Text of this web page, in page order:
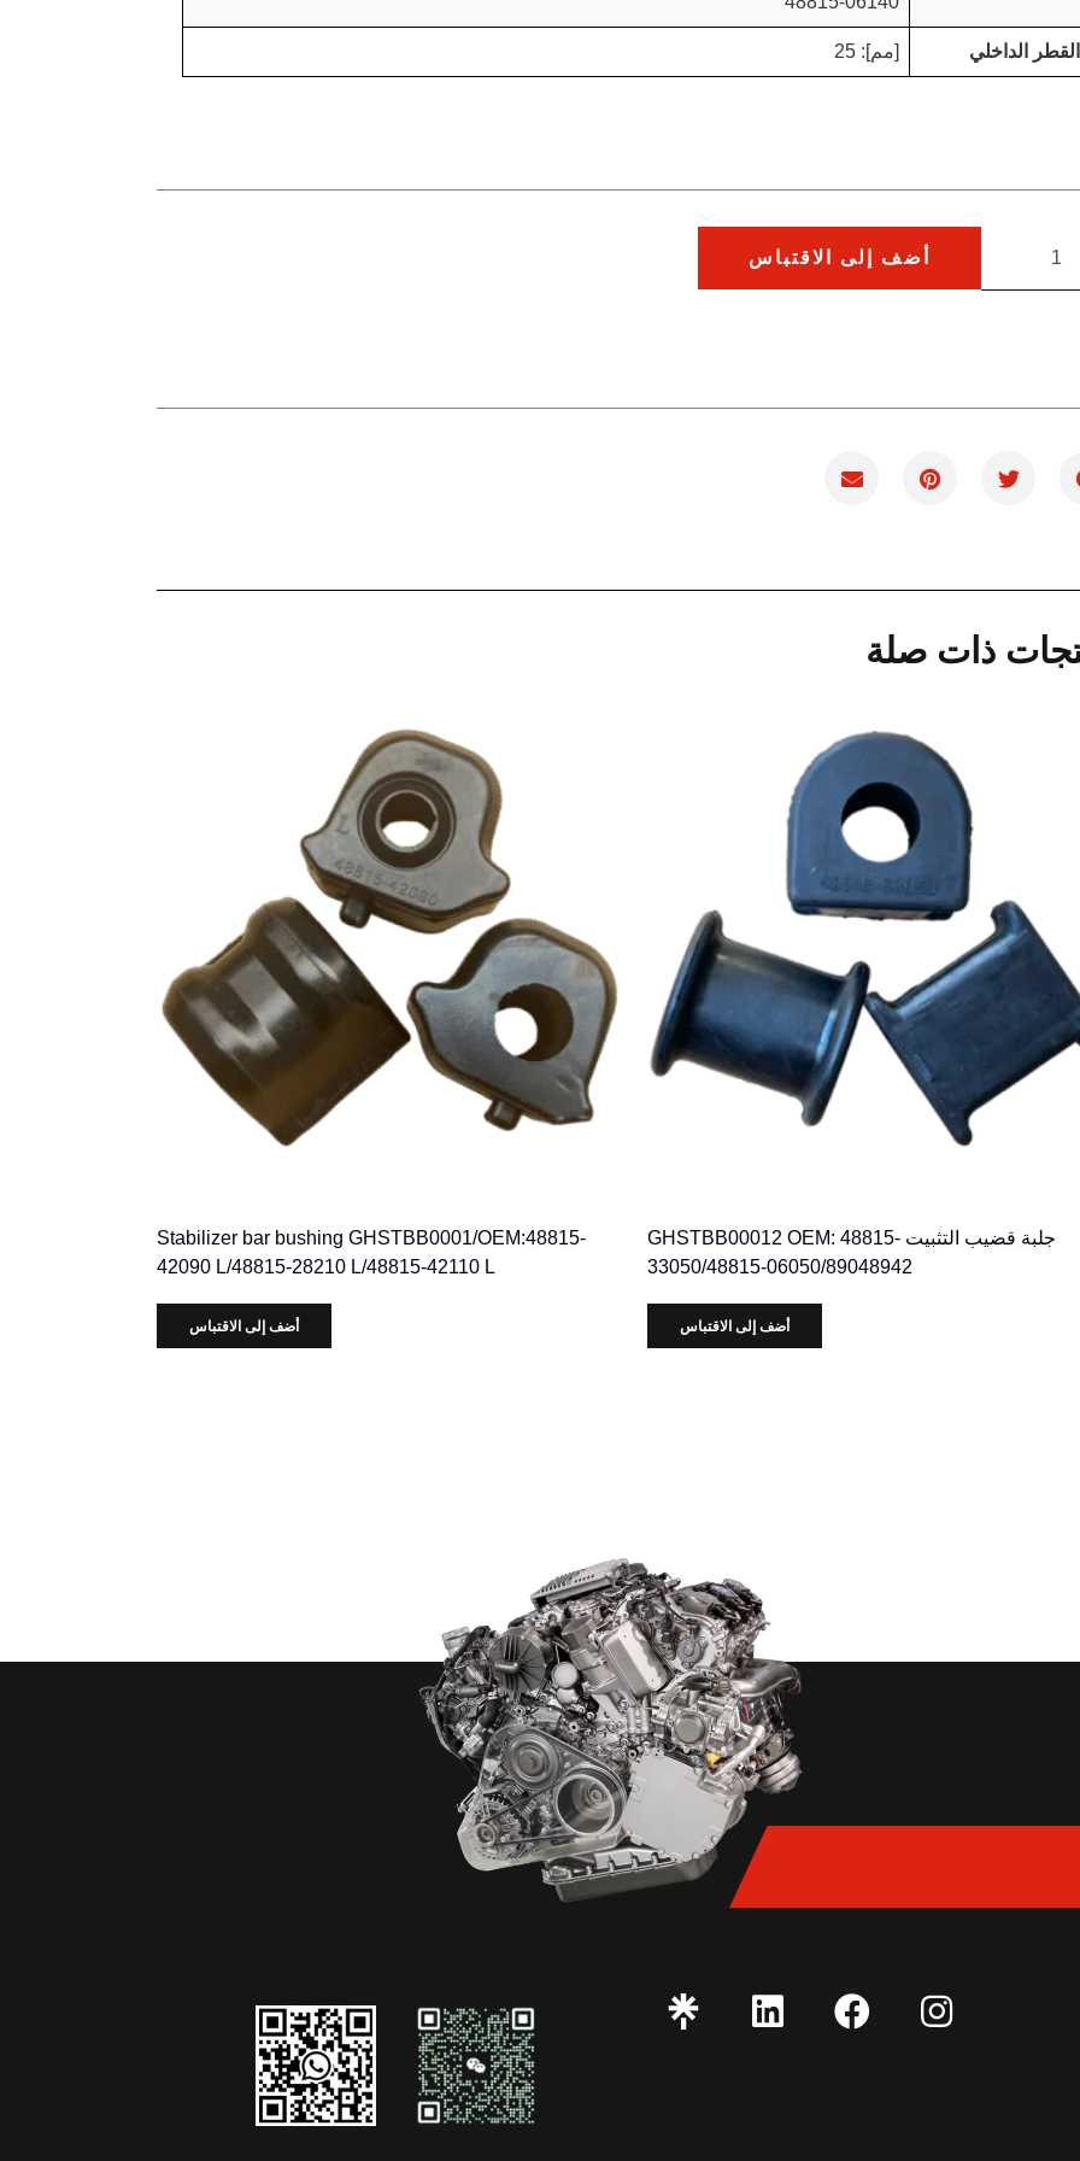
القطر الداخلي [مم]: 25
أضف إلى الاقتباس
ذات صلة
جلبة قضيب التثبيت GHSTBB00012 OEM: 48815-
33050/48815-06050/89048942
أضف إلى الاقتباس
Stabilizer bar bushing GHSTBB0001/OEM:48815-
42090 L/48815-28210 L/48815-42110 L
أضف إلى الاقتباس